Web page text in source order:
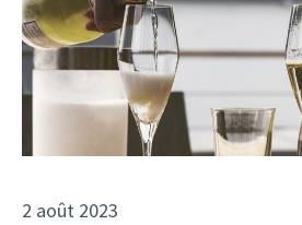
2 août 2023